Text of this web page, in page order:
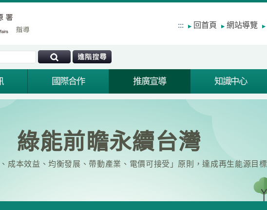
::: 回首頁 網站導覽
國際合作 推廣宣導 知識中心
綠能前瞻永續台灣
成本效益、均衡發展、帶動產業、電價可接受」原則，達成再生能源目標